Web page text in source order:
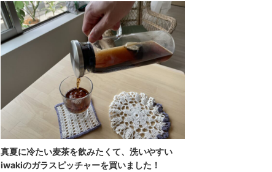
真夏に冷たい麦茶を飲みたくて、洗いやすい
iwakiのガラスピッチャーを買いました！